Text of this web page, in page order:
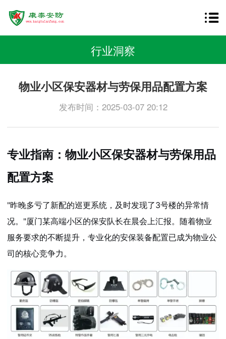
行业洞察
物业小区保安器材与劳保用品配置方案
发布时间：2025-03-07 20:12
专业指南：物业小区保安器材与劳保用品
配置方案
"昨晚多亏了新配的巡更系统，及时发现了3号楼的异常情
况。"厦门某高端小区的保安队长在晨会上汇报。随着物业
服务要求的不断提升，专业化的安保装备配置已成为物业公
司的核心竞争力。